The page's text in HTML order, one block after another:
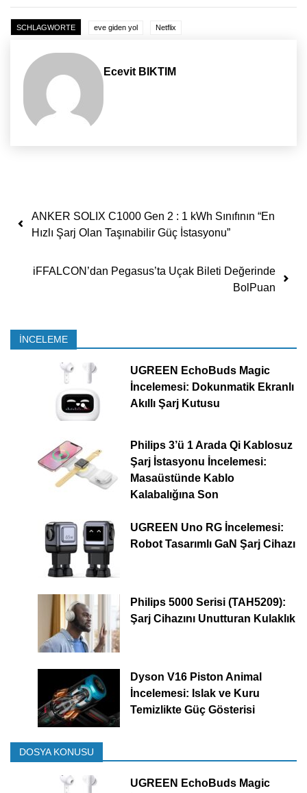
SCHLAGWORTE eve giden yol Netflix
Ecevit BIKTIM
Yazı dolaşımı
ANKER SOLIX C1000 Gen 2 : 1 kWh Sınıfının “En
Hızlı Şarj Olan Taşınabilir Güç İstasyonu”
iFFALCON’dan Pegasus’ta Uçak Bileti Değerinde
BolPuan
İNCELEME
UGREEN EchoBuds Magic
İncelemesi: Dokunmatik Ekranlı
Akıllı Şarj Kutusu
Philips 3’ü 1 Arada Qi Kablosuz
Şarj İstasyonu İncelemesi:
Masaüstünde Kablo
Kalabalığına Son
UGREEN Uno RG İncelemesi:
Robot Tasarımlı GaN Şarj Cihazı
Philips 5000 Serisi (TAH5209):
Şarj Cihazını Unutturan Kulaklık
Dyson V16 Piston Animal
İncelemesi: Islak ve Kuru
Temizlikte Güç Gösterisi
DOSYA KONUSU
UGREEN EchoBuds Magic